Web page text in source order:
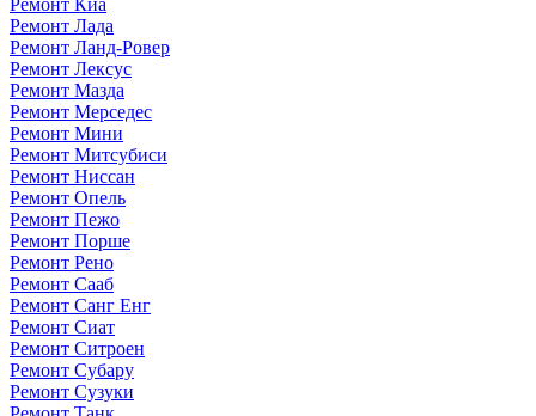
Ремонт Киа
Ремонт Лада
Ремонт Ланд-Ровер
Ремонт Лексус
Ремонт Мазда
Ремонт Мерседес
Ремонт Мини
Ремонт Митсубиси
Ремонт Ниссан
Ремонт Опель
Ремонт Пежо
Ремонт Порше
Ремонт Рено
Ремонт Сааб
Ремонт Санг Енг
Ремонт Сиат
Ремонт Ситроен
Ремонт Субару
Ремонт Сузуки